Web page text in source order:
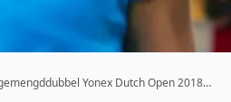
Yonex Dutch Open 2018…